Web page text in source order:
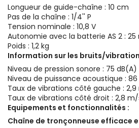
Longueur de guide-chaîne : 10 cm
Pas de la chaîne : 1/4'' P
Tension nominale : 10,8 V
Autonomie avec la batterie AS 2 :
Poids : 1,2 kg
Information sur les bruits/
Niveau de pression sonore : 75 dB(A)
Niveau de puissance acoustique : 86
Taux de vibrations côté gauche : 2,9
Taux de vibrations côté droit : 2,8 m/
Equipements et fonctionnalités :
Chaîne de tronçonneuse efficace